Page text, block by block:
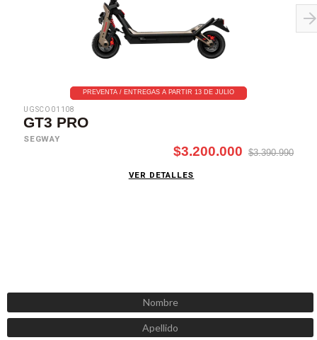
PREVENTA / ENTREGAS A PARTIR 13 DE JULIO
UGSCO01108
GT3 PRO
SEGWAY
$3.200.000 $3.390.990
VER DETALLES